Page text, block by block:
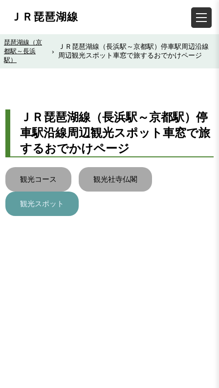
ＪＲ琵琶湖線
琵琶湖線（京
都駅～長浜
駅）
›
ＪＲ琵琶湖線（長浜駅～京都駅）停車駅周辺沿線
周辺観光スポット車窓で旅するおでかけページ
ＪＲ琵琶湖線（長浜駅～京都駅）停
車駅沿線周辺観光スポット車窓で旅
するおでかけページ
観光コース 観光社寺仏閣
観光スポット